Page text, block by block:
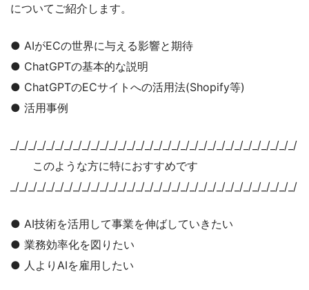
についてご紹介します。
● AIがECの世界に与える影響と期待
● ChatGPTの基本的な説明
● ChatGPTのECサイトへの活用法(Shopify等)
● 活用事例
_/_/_/_/_/_/_/_/_/_/_/_/_/_/_/_/_/_/_/_/_/_/_/_/_/_/_/_/_/_/_/_/
このような方に特におすすめです
_/_/_/_/_/_/_/_/_/_/_/_/_/_/_/_/_/_/_/_/_/_/_/_/_/_/_/_/_/_/_/_/
● AI技術を活用して事業を伸ばしていきたい
● 業務効率化を図りたい
● 人よりAIを雇用したい